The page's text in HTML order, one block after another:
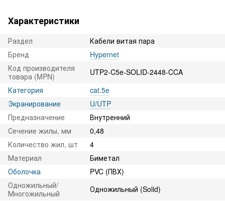
Характеристики
Раздел
Кабели витая пара
Бренд
Hypernet
Код производителя
товара (MPN)
UTP2-C5e-SOLID-2448-CCA
Категория
cat.5e
Экранирование
U/UTP
Предназначение
Внутренний
Сечение жилы, мм
0,48
Количество жил, шт
4
Материал
Биметал
Оболочка
PVC (ПВХ)
Одножильный/
Многожильный
Одножильный (Solid)